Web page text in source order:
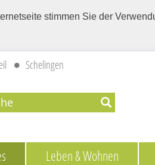
stimmen Sie der
Schelingen
Leben & Wohnen